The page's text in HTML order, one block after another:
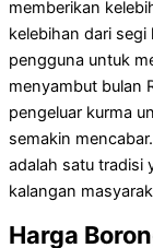
memberikan
kelebihan dari
pengguna untuk
menyambut bulan
pengeluar kurma
semakin
adalah satu tradisi
kalangan
Harga